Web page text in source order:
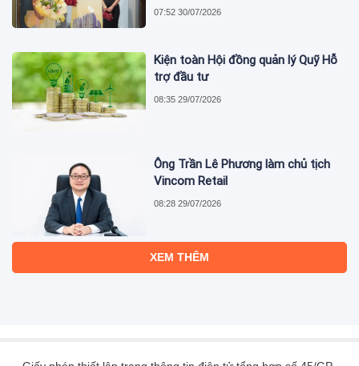
07:52 30/07/2026
Kiện toàn Hội đồng quản lý Quỹ Hỗ
trợ đầu tư
08:35 29/07/2026
Ông Trần Lê Phương làm chủ tịch
Vincom Retail
08:28 29/07/2026